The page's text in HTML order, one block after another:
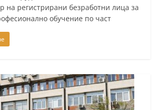
на регистрирани безработни лица за
обучение по част